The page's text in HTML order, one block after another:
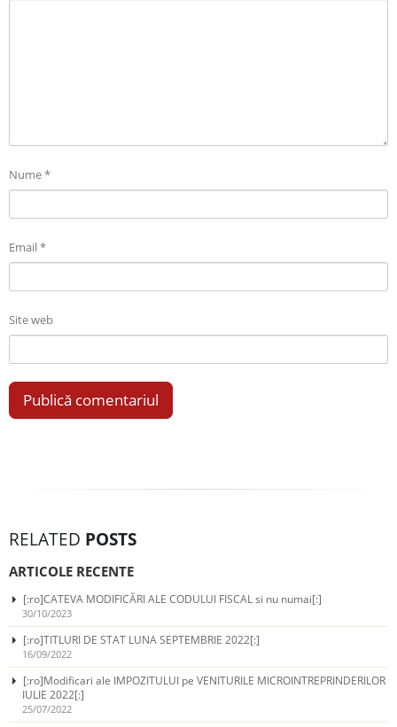
Nume*
Email*
Site web
RELATED POSTS
ARTICOLE RECENTE
[:ro]CATEVA MODIFICĂRI ALE CODULUI FISCAL si nu numai[:]
30/10/2023
[:ro]TITLURI DE STAT LUNA SEPTEMBRIE 2022[:]
16/09/2022
[:ro]Modificari ale IMPOZITULUI pe VENITURILE MICROINTREPRINDERILOR
IULIE 2022[:]
25/07/2022